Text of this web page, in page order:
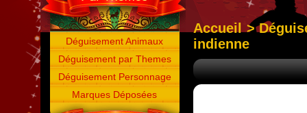
Déguisement Animaux
Déguisement par Themes
Déguisement Personnage
Marques Déposées
Accueil >
indienne